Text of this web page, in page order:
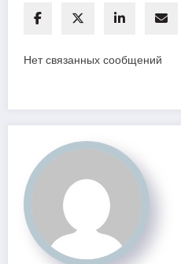
Нет связанных сообщений